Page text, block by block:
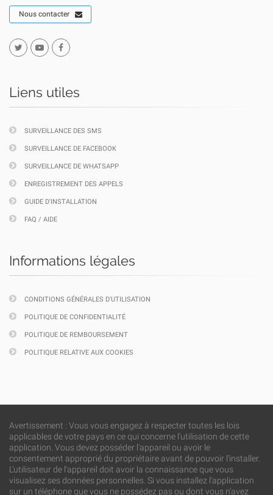
Nous contacter
Liens utiles
SURVEILLANCE DES SMS
SURVEILLANCE DE FACEBOOK
SURVEILLANCE DE WHATSAPP
ENREGISTREMENT DES APPELS
GUIDE D'INSTALLATION
FAQ / AIDE
Informations légales
CONDITIONS GÉNÉRALES D'UTILISATION
POLITIQUE DE CONFIDENTIALITÉ
POLITIQUE DE REMBOURSEMENT
POLITIQUE RELATIVE AUX COOKIES
Avertissement : Vous vous engagez à respecter toutes les lois
applicables de votre pays en ce qui concerne l'utilisation de cette
application. Vous devez posséder l'appareil ou avoir le
consentement approprié du propriétaire avant de pouvoir l'installer.
L'utilisateur de l'appareil doit avoir la connaissance que vous
visualisez ses données personnelles. Si vous installez l'application
sur un téléphone que vous ne possédez pas ou dont vous n'avez